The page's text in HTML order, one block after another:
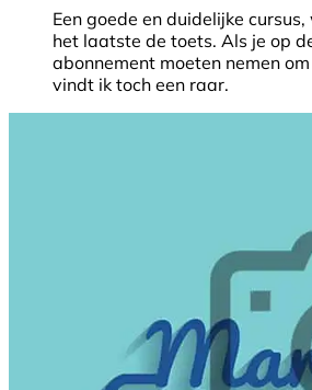
Een goede en duidelijke
het laatste de toets. Als je op
abonnement moeten nemen
vindt ik toch een raar.